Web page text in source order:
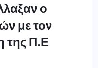
ο
με τον
της Π.Ε